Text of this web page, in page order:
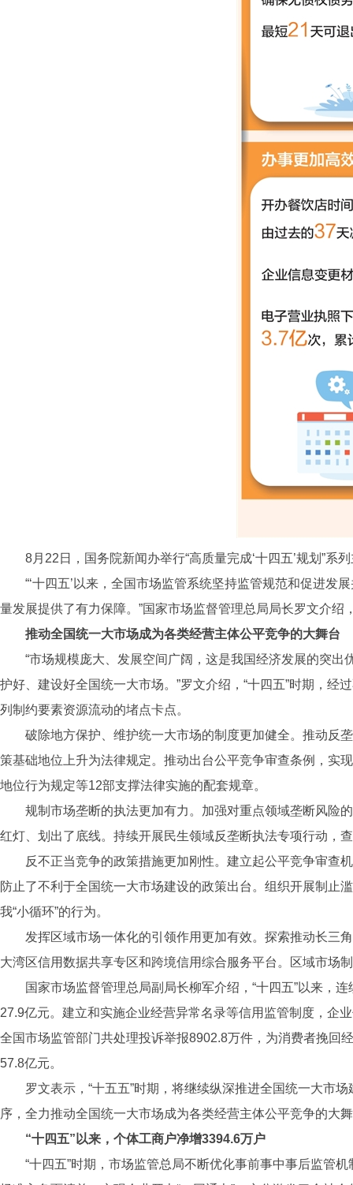
8月22日，国务院新闻办举行“高质量完成‘十四五’规划”系
“‘十四五’以来，全国市场监管系统坚持监管规范和促进
量发展提供了有力保障。”国家市场监督管理总局局长罗文介
推动全国统一大市场成为各类经营主体公平竞争的大舞台
“市场规模庞大、发展空间广阔，这是我国经济发展的突
护好、建设好全国统一大市场。”罗文介绍，“十四五”时期，
列制约要素资源流动的堵点卡点。
破除地方保护、维护统一大市场的制度更加健全。推动反
策基础地位上升为法律规定。推动出台公平竞争审查条例，实
地位行为规定等12部支撑法律实施的配套规章。
规制市场垄断的执法更加有力。加强对重点领域垄断风险
红灯、划出了底线。持续开展民生领域反垄断执法专项行动，
反不正当竞争的政策措施更加刚性。建立起公平竞争审查
防止了不利于全国统一大市场建设的政策出台。组织开展制止
我“小循环”的行为。
发挥区域市场一体化的引领作用更加有效。探索推动长三
大湾区信用数据共享专区和跨境信用综合服务平台。区域市场
国家市场监督管理总局副局长柳军介绍，“十四五”以来，
27.9亿元。建立和实施企业经营异常名录等信用监管制度，企
全国市场监管部门共处理投诉举报8902.8万件，为消费者挽回
57.8亿元。
罗文表示，“十五五”时期，将继续纵深推进全国统一大市
序，全力推动全国统一大市场成为各类经营主体公平竞争的大
“十四五”以来，个体工商户净增3394.6万户
“十四五”时期，市场监管总局不断优化事前事中事后监管